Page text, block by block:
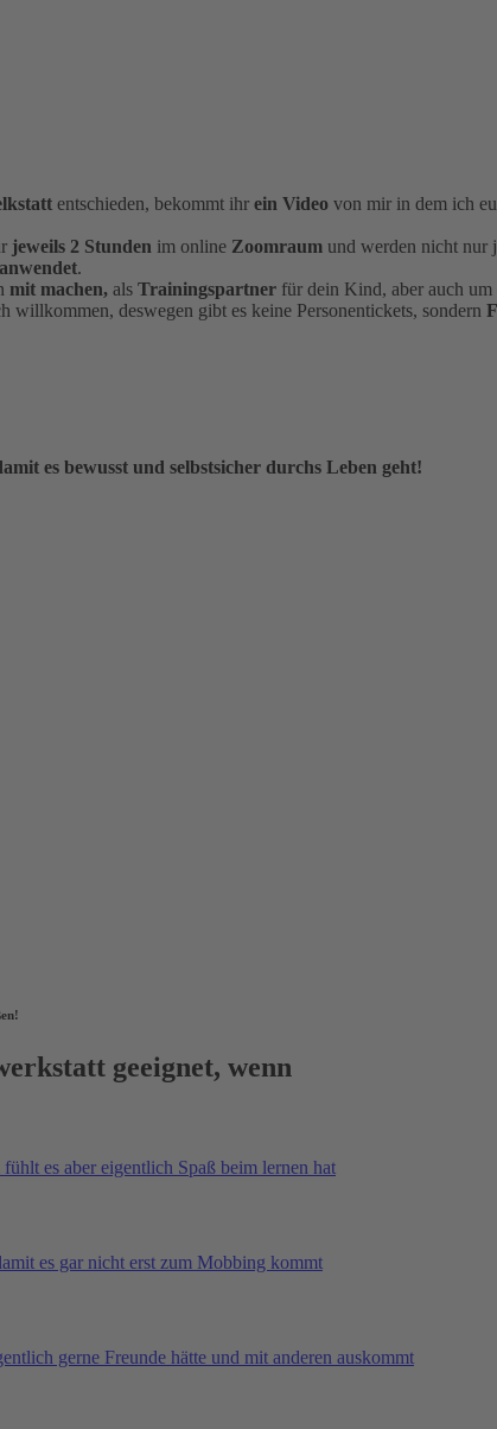
entschieden, bekommt ihr ein Video von mir in dem ich
jeweils 2 Stunden im online Zoomraum und werden nicht nur
anwendet.
mit machen, als Trainingspartner für dein Kind, aber auch
willkommen, deswegen gibt es keine Personentickets, sondern
es bewusst und selbstsicher durchs Leben geht!
geeignet, wenn
es aber eigentlich Spaß beim lernen hat
es gar nicht erst zum Mobbing kommt
gerne Freunde hätte und mit anderen auskommt